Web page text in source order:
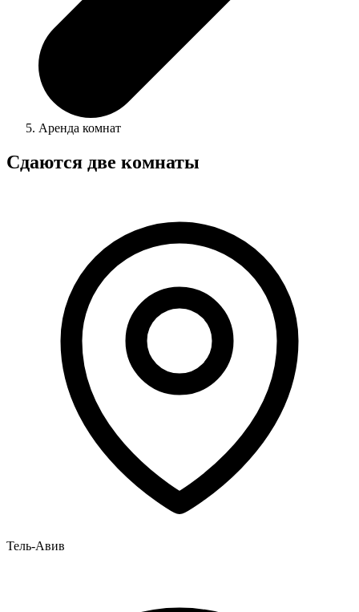
Аренда комнат
Сдаются две комнаты
Тель-Авив